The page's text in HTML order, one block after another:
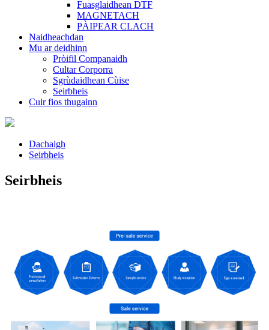
Fuasglaidhean DTF
MAGNETACH
PÀIPEAR CLACH
Naidheachdan
Mu ar deidhinn
Pròifil Companaidh
Cultar Corporra
Sgrùdaidhean Cùise
Seirbheis
Cuir fios thugainn
Dachaigh
Seirbheis
Seirbheis